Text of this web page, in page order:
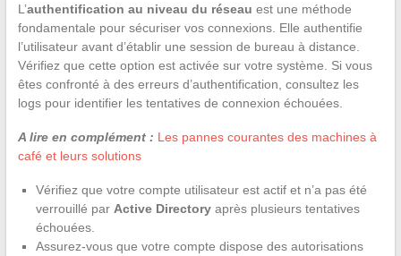
L’authentification au niveau du réseau est une méthode
fondamentale pour sécuriser vos connexions. Elle authentifie
l’utilisateur avant d’établir une session de bureau à distance.
Vérifiez que cette option est activée sur votre système. Si vous
êtes confronté à des erreurs d’authentification, consultez les
logs pour identifier les tentatives de connexion échouées.
A lire en complément : Les pannes courantes des machines à
café et leurs solutions
Vérifiez que votre compte utilisateur est actif et n’a pas été
verrouillé par Active Directoryaprès plusieurs tentatives
échouées.
Assurez-vous que votre compte dispose des autorisations